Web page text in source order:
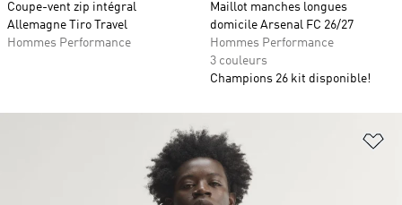
Coupe-vent zip intégral
Allemagne Tiro Travel
Hommes Performance
Maillot manches longues
domicile Arsenal FC 26/27
Hommes Performance
3 couleurs
Champions 26 kit disponible!